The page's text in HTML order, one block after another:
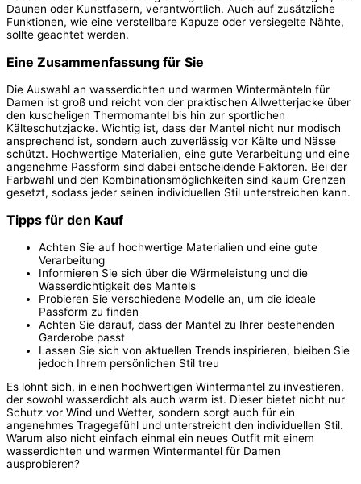
Daunen oder Kunstfasern, verantwortlich. Auch auf zusätzliche
Funktionen, wie eine verstellbare Kapuze oder versiegelte Nähte,
sollte geachtet werden.
Eine Zusammenfassung für Sie
Die Auswahl an wasserdichten und warmen Wintermänteln für
Damen ist groß und reicht von der praktischen Allwetterjacke über
den kuscheligen Thermomantel bis hin zur sportlichen
Kälteschutzjacke. Wichtig ist, dass der Mantel nicht nur modisch
ansprechend ist, sondern auch zuverlässig vor Kälte und Nässe
schützt. Hochwertige Materialien, eine gute Verarbeitung und eine
angenehme Passform sind dabei entscheidende Faktoren. Bei der
Farbwahl und den Kombinationsmöglichkeiten sind kaum Grenzen
gesetzt, sodass jeder seinen individuellen Stil unterstreichen kann.
Tipps für den Kauf
Achten Sie auf hochwertige Materialien und eine gute
Verarbeitung
Informieren Sie sich über die Wärmeleistung und die
Wasserdichtigkeit des Mantels
Probieren Sie verschiedene Modelle an, um die ideale
Passform zu finden
Achten Sie darauf, dass der Mantel zu Ihrer bestehenden
Garderobe passt
Lassen Sie sich von aktuellen Trends inspirieren, bleiben Sie
jedoch Ihrem persönlichen Stil treu
Es lohnt sich, in einen hochwertigen Wintermantel zu investieren,
der sowohl wasserdicht als auch warm ist. Dieser bietet nicht nur
Schutz vor Wind und Wetter, sondern sorgt auch für ein
angenehmes Tragegefühl und unterstreicht den individuellen Stil.
Warum also nicht einfach einmal ein neues Outfit mit einem
wasserdichten und warmen Wintermantel für Damen
ausprobieren?